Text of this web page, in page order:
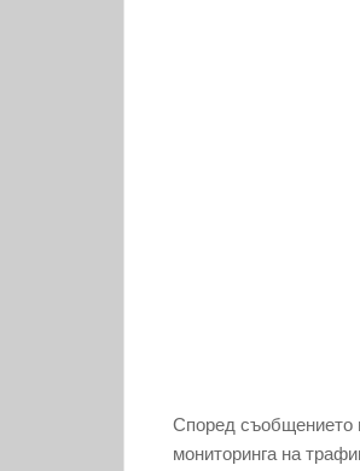
Според съобщението
мониторинга на